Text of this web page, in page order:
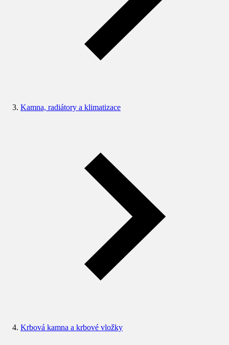
Kamna, radiátory a klimatizace
Krbová kamna a krbové vložky